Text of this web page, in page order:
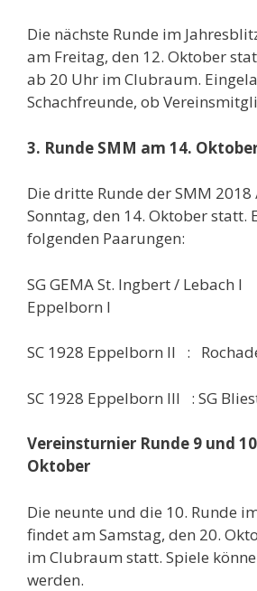
Die nächste Runde im
am Freitag, den 12. Oktober
ab 20 Uhr im Clubraum.
Schachfreunde, ob
3. Runde SMM am 14.
Die dritte Runde der SMM
Sonntag, den 14. Oktober statt.
folgenden Paarungen:
SG GEMA St. Ingbert / Lebach
Eppelborn I
SC 1928 Eppelborn II :
SC 1928 Eppelborn III : SG
Vereinsturnier Runde 9 und
Oktober
Die neunte und die 10. Runde
findet am Samstag, den 20.
im Clubraum statt. Spiele
werden.